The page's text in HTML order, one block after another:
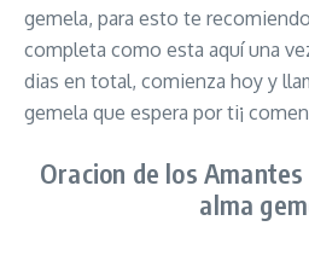
gemela, para esto te
completa como esta aquí una
dias en total, comienza hoy y
gemela que espera por ti¡
Oracion de los
alma